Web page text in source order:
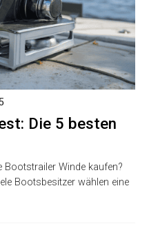
Die 5 besten
Bootstrailer Winde kaufen?
Bootsbesitzer wählen eine